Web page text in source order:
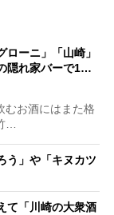
ローニ」「山崎」
隠れ家バーで1…
お酒にはまた格
…
う」や「キヌカツ
て「川崎の大衆酒